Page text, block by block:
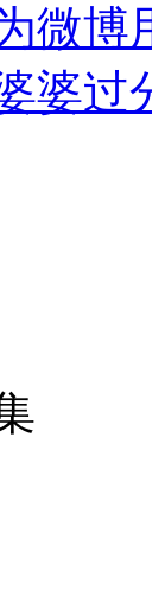
治霸凌主义
论片面不公正
花炮节热闹非凡
微博
婆过